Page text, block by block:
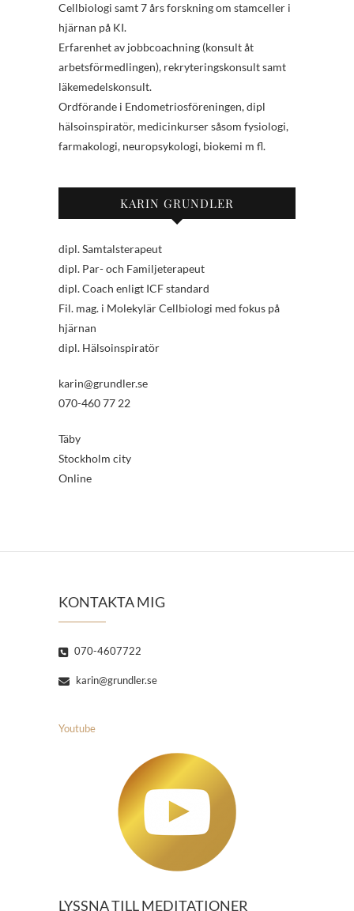
Cellbiologi samt 7 års forskning om stamceller i
hjärnan på KI.
Erfarenhet av jobbcoachning (konsult åt
arbetsförmedlingen), rekryteringskonsult samt
läkemedelskonsult.
Ordförande i Endometriosföreningen, dipl
hälsoinspiratör, medicinkurser såsom fysiologi,
farmakologi, neuropsykologi, biokemi m fl.
KARIN GRUNDLER
dipl. Samtalsterapeut
dipl. Par- och Familjeterapeut
dipl. Coach enligt ICF standard
Fil. mag. i Molekylär Cellbiologi med fokus på
hjärnan
dipl. Hälsoinspiratör
karin@grundler.se
070-460 77 22
Täby
Stockholm city
Online
KONTAKTA MIG
070-4607722
karin@grundler.se
Youtube
LYSSNA TILL MEDITATIONER